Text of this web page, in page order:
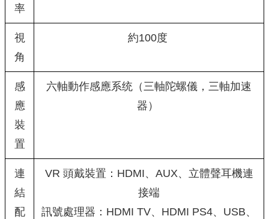
率
視
角
約100度
感
應
裝
置
六軸動作感應系统（三軸陀螺儀，三軸加速
器）
連
結
配
VR 頭戴裝置：HDMI、AUX、立體聲耳機連
接端
訊號處理器：HDMI TV、HDMI PS4、USB、